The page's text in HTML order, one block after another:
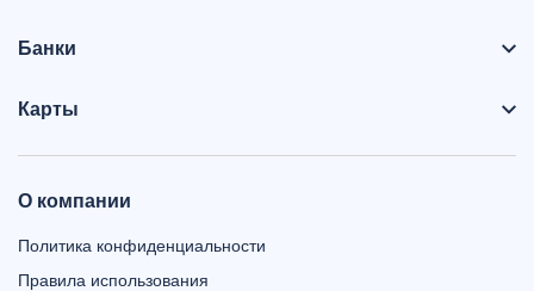
Банки
Карты
О компании
Политика конфиденциальности
Правила использования